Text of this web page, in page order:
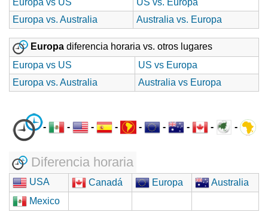
Europa vs. Australia
Australia vs. Europa
Europa diferencia horaria vs. otros lugares
Europa vs US
US vs Europa
Europa vs. Australia
Australia vs Europa
- - - - - - - - -
Diferencia horaria
USA Canadá Europa
Australia
Mexico